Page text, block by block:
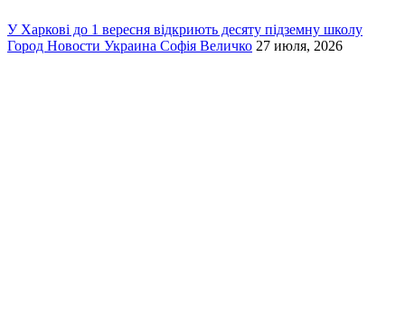
У Харкові до 1 вересня відкриють десяту підземну школу
Город Новости Украина Софія Величко 27 июля, 2026